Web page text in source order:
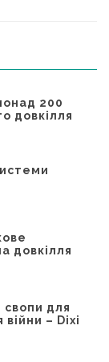
200
довкілля
довкілля
для
війни – Dixi